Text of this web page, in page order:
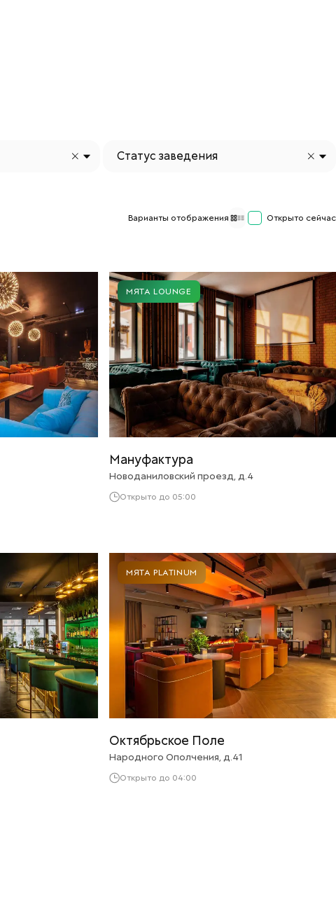
Статус заведения
Варианты отображения
Открыто сейчас
МЯТА LOUNGE
Мануфактура
Новоданиловский проезд, д.4
Открыто до 05:00
МЯТА PLATINUM
Октябрьское Поле
Народного Ополчения, д.41
Открыто до 04:00